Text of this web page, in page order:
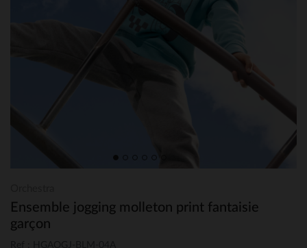
Ensemble jogging molleton print fantaisie
garçon